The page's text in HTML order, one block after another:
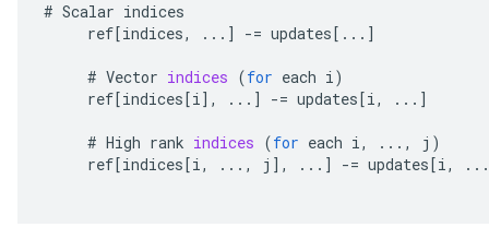
# Scalar indices
ref[indices, ... ] -= updates[ ... ]
# Vector indices (for each i)
ref[indices[i] , ... ] -= updates[i, ... ]
# High rank indices (for each i, ..., j )
ref[indices[i, ..., j ] , ... ] -= updates[i,